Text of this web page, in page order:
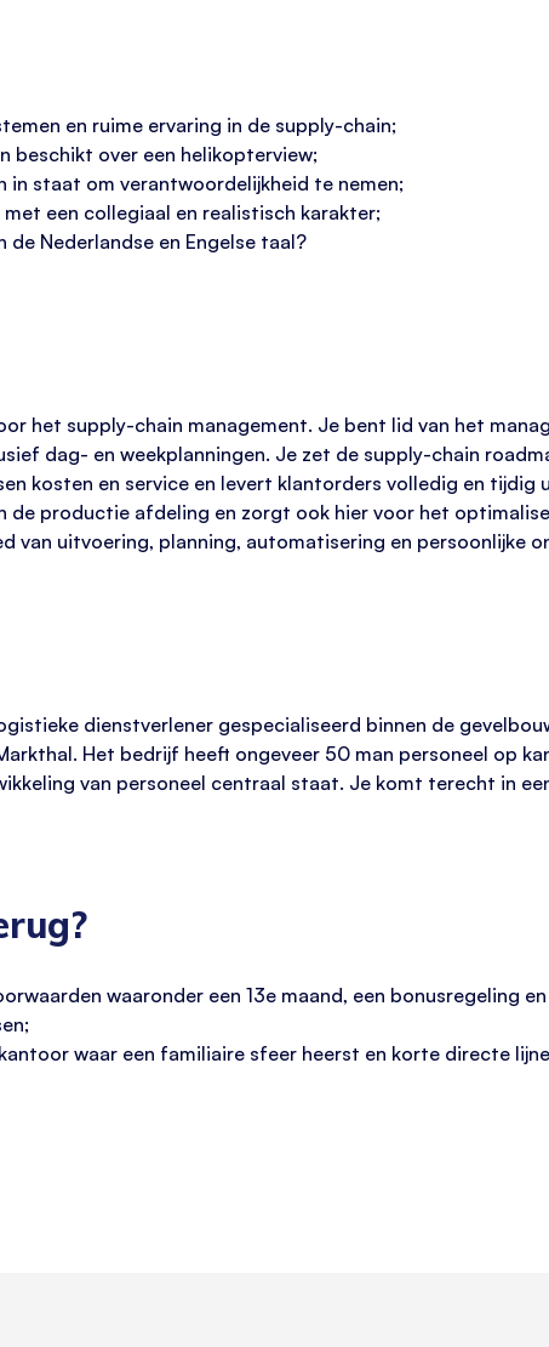
en ruime ervaring in de supply-chain;
beschikt over een helikopterview;
staat om verantwoordelijkheid te nemen;
een collegiaal en realistisch karakter;
Nederlandse en Engelse taal?
het supply-chain management. Je bent lid van het
dag- en weekplanningen. Je zet de supply-chain
kosten en service en levert klantorders volledig en tijdig
de productie afdeling en zorgt ook hier voor het
van uitvoering, planning, automatisering en persoonlijke
dienstverlener gespecialiseerd binnen de
Het bedrijf heeft ongeveer 50 man personeel op
van personeel centraal staat. Je komt terecht in
waaronder een 13e maand, een bonusregeling
waar een familiaire sfeer heerst en korte directe